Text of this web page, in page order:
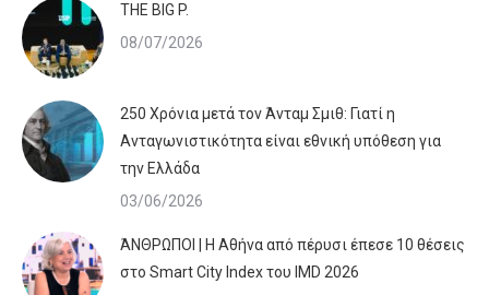
ΤHE BIG P.
08/07/2026
250 Χρόνια μετά τον Άνταμ Σμιθ: Γιατί η
Ανταγωνιστικότητα είναι εθνική υπόθεση για
την Ελλάδα
03/06/2026
ΆΝΘΡΩΠΟΙ | Η Αθήνα από πέρυσι έπεσε 10 θέσεις
στο Smart City Index του IMD 2026